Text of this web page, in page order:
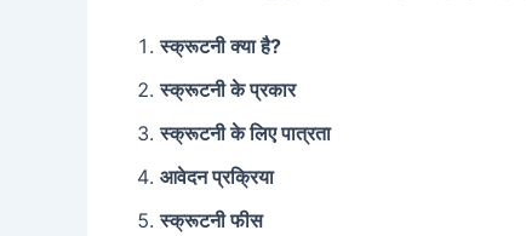
स्क्रूटनी क्या है?
स्क्रूटनी के प्रकार
स्क्रूटनी के लिए पात्रता
आवेदन प्रक्रिया
स्क्रूटनी फीस